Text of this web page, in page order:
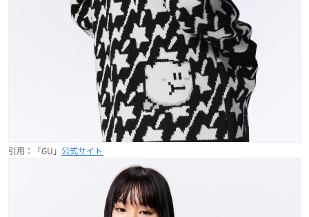
引用：「GU」 公式サイト